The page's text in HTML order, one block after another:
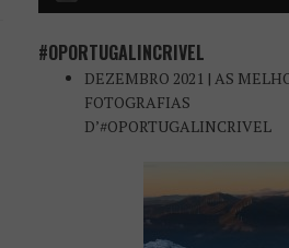
#OPORTUGALINCRIVEL
DEZEMBRO 2021 | AS
FOTOGRAFIAS
D’#OPORTUGALINCRIVEL